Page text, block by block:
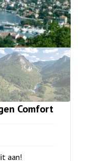
Comfort
aan!